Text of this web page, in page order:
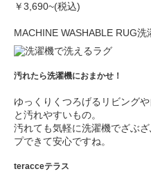
￥3,690~(税込)
MACHINE WASHABLE RUG洗
汚れたら洗濯機におまかせ！
ゆっくりくつろげるリビング
と汚れやすいもの。
汚れても気軽に洗濯機でざぶ
プできて安心ですね。
teracceテラス